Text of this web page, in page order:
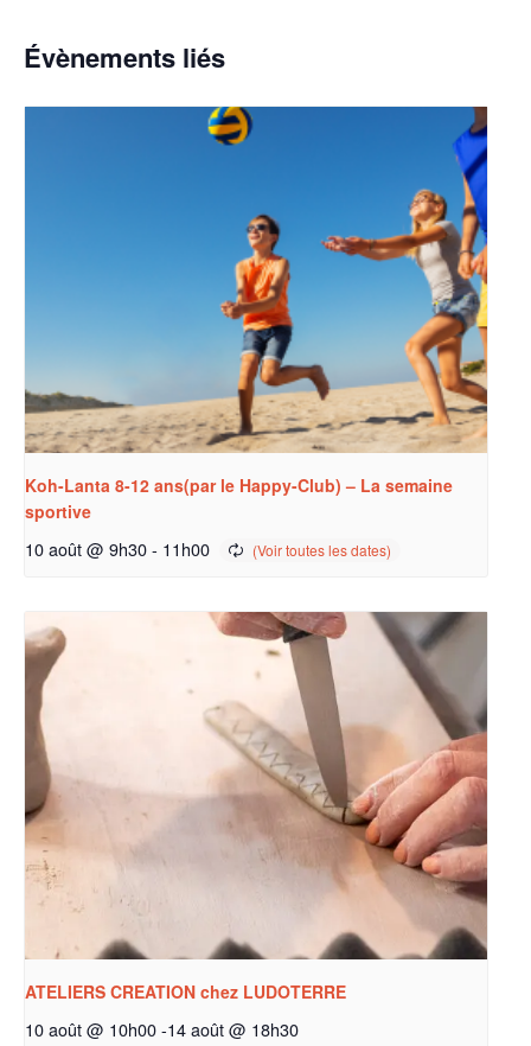
Évènements liés
Koh-Lanta 8-12 ans(par le Happy-Club) – La semaine
sportive
10 août @ 9h30- 11h00
ATELIERS CREATION chez LUDOTERRE
10 août @ 10h00-14 août @ 18h30